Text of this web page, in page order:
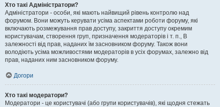
Хто такі Адміністратори?
Адміністратори - особи, які мають найвищий рівень контролю над
форумом. Вони можуть керувати усіма аспектами роботи форуму, які
включають розмежування прав доступу, закриття доступу окремим
користувачам, створення груп, призначення модераторів і т. п., В
залежності від прав, наданих їм засновником форуму. Також вони
володіють усіма можливостями модераторів в усіх форумах, залежно від
прав, наданих ним засновником форуму.
Догори
Хто такі модератори?
Модератори - це користувачі (або групи користувачів), які щодня стежать